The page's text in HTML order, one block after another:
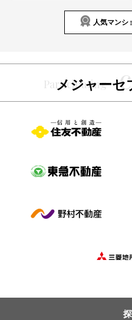
人気マンシ
メジャーセ